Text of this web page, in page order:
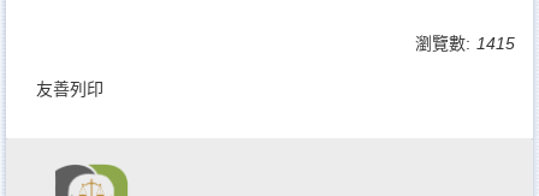
瀏覽數: 1415
友善列印